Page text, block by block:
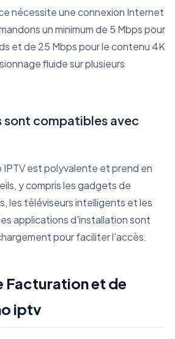
nécessite une connexion Internet
un minimum de 5 Mbps pour
et de 25 Mbps pour le contenu 4K
fluide sur plusieurs
sont compatibles avec
est polyvalente et prend en
y compris les gadgets de
les téléviseurs intelligents et les
applications d'installation sont
pour faciliter l'accès.
Facturation et de
iptv